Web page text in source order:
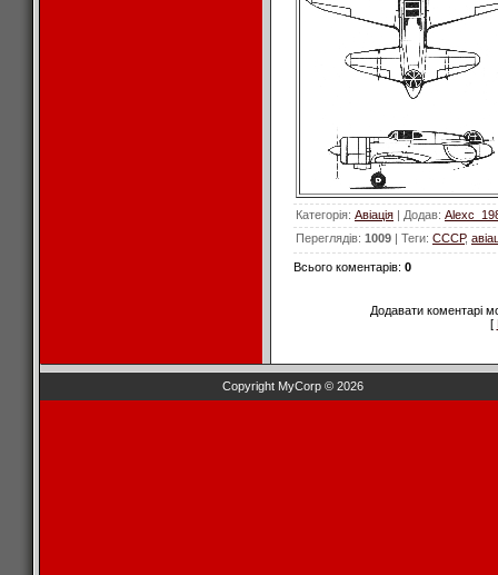
Категорія: Авіація | Додав:
Переглядів: 1009 | Теги: СССР,
Всього коментарів: 0
Додавати коментарі
[
Copyright MyCorp © 2026